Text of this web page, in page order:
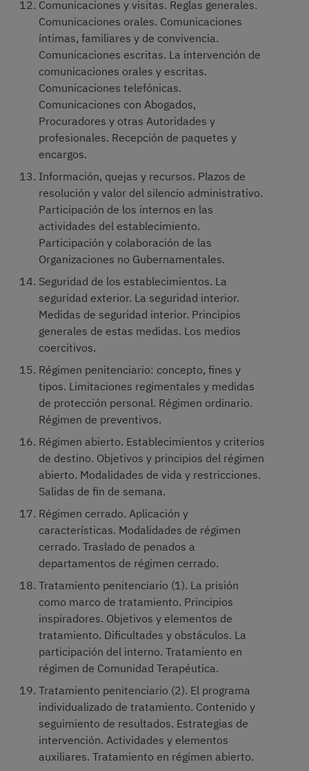
Comunicaciones y visitas. Reglas generales.
Comunicaciones orales. Comunicaciones
íntimas, familiares y de convivencia.
Comunicaciones escritas. La intervención de
comunicaciones orales y escritas.
Comunicaciones telefónicas.
Comunicaciones con Abogados,
Procuradores y otras Autoridades y
profesionales. Recepción de paquetes y
encargos.
Información, quejas y recursos. Plazos de
resolución y valor del silencio administrativo.
Participación de los internos en las
actividades del establecimiento.
Participación y colaboración de las
Organizaciones no Gubernamentales.
Seguridad de los establecimientos. La
seguridad exterior. La seguridad interior.
Medidas de seguridad interior. Principios
generales de estas medidas. Los medios
coercitivos.
Régimen penitenciario: concepto, fines y
tipos. Limitaciones regimentales y medidas
de protección personal. Régimen ordinario.
Régimen de preventivos.
Régimen abierto. Establecimientos y criterios
de destino. Objetivos y principios del régimen
abierto. Modalidades de vida y restricciones.
Salidas de fin de semana.
Régimen cerrado. Aplicación y
características. Modalidades de régimen
cerrado. Traslado de penados a
departamentos de régimen cerrado.
Tratamiento penitenciario (1). La prisión
como marco de tratamiento. Principios
inspiradores. Objetivos y elementos de
tratamiento. Dificultades y obstáculos. La
participación del interno. Tratamiento en
régimen de Comunidad Terapéutica.
Tratamiento penitenciario (2). El programa
individualizado de tratamiento. Contenido y
seguimiento de resultados. Estrategias de
intervención. Actividades y elementos
auxiliares. Tratamiento en régimen abierto.